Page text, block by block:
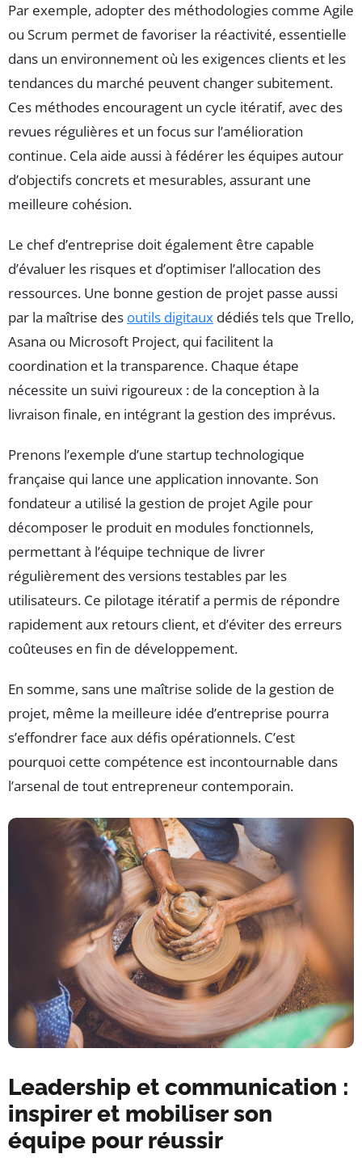
Par exemple, adopter des méthodologies comme Agile
ou Scrum permet de favoriser la réactivité, essentielle
dans un environnement où les exigences clients et les
tendances du marché peuvent changer subitement.
Ces méthodes encouragent un cycle itératif, avec des
revues régulières et un focus sur l’amélioration
continue. Cela aide aussi à fédérer les équipes autour
d’objectifs concrets et mesurables, assurant une
meilleure cohésion.
Le chef d’entreprise doit également être capable
d’évaluer les risques et d’optimiser l’allocation des
ressources. Une bonne gestion de projet passe aussi
par la maîtrise des outils digitaux dédiés tels que Trello,
Asana ou Microsoft Project, qui facilitent la
coordination et la transparence. Chaque étape
nécessite un suivi rigoureux : de la conception à la
livraison finale, en intégrant la gestion des imprévus.
Prenons l’exemple d’une startup technologique
française qui lance une application innovante. Son
fondateur a utilisé la gestion de projet Agile pour
décomposer le produit en modules fonctionnels,
permettant à l’équipe technique de livrer
régulièrement des versions testables par les
utilisateurs. Ce pilotage itératif a permis de répondre
rapidement aux retours client, et d’éviter des erreurs
coûteuses en fin de développement.
En somme, sans une maîtrise solide de la gestion de
projet, même la meilleure idée d’entreprise pourra
s’effondrer face aux défis opérationnels. C’est
pourquoi cette compétence est incontournable dans
l’arsenal de tout entrepreneur contemporain.
Leadership et communication :
inspirer et mobiliser son
équipe pour réussir